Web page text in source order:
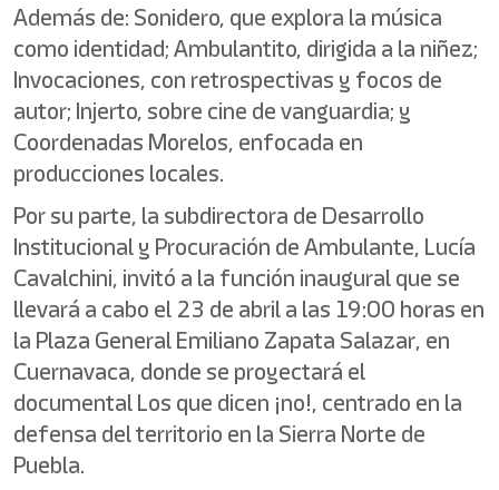
Además de: Sonidero, que explora la música
como identidad; Ambulantito, dirigida a la niñez;
Invocaciones, con retrospectivas y focos de
autor; Injerto, sobre cine de vanguardia; y
Coordenadas Morelos, enfocada en
producciones locales.
Por su parte, la subdirectora de Desarrollo
Institucional y Procuración de Ambulante, Lucía
Cavalchini, invitó a la función inaugural que se
llevará a cabo el 23 de abril a las 19:00 horas en
la Plaza General Emiliano Zapata Salazar, en
Cuernavaca, donde se proyectará el
documental Los que dicen ¡no!, centrado en la
defensa del territorio en la Sierra Norte de
Puebla.